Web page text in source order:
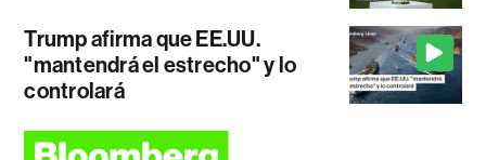
Trump afirma que EE.UU.
"mantendrá el estrecho" y lo
controlará